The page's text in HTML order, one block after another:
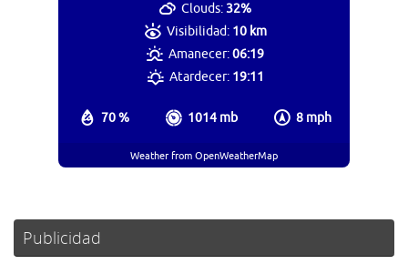
70 % 1014 mb 8 mph
Clouds:32%
Visibilidad: 10 km
Amanecer:06:19
Atardecer: 19:11
Weather from OpenWeatherMap
Publicidad